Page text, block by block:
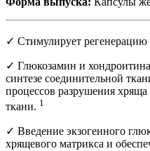
✓ Стимулирует регенерацию
✓ Глюкозамин и
синтезе соединительной
процессов разрушения
ткани. 1
✓ Введение экзогенного
хрящевого матрикса и